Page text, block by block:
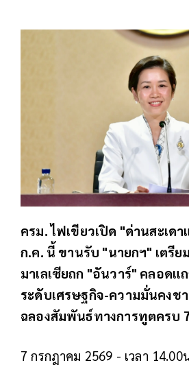
ครม. ไฟเขียวเปิด "ด่านสะเด
ก.ค. นี้ ขานรับ "นายกฯ" เตรีย
มาเลเซียถก "อันวาร์" คลอดแ
ระดับเศรษฐกิจ-ความมั่นคงช
ฉลองสัมพันธ์ทางการทูตครบ
7 กรกฎาคม 2569 - เวลา